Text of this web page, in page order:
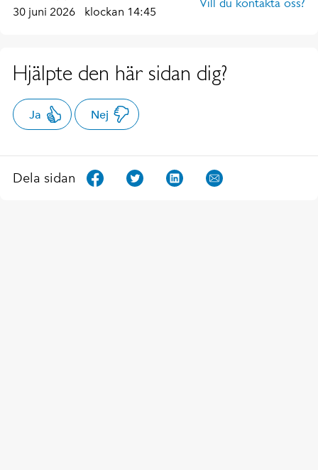
30 juni 2026 klockan 14:45
Vill du kontakta oss?
Hjälpte den här sidan dig?
Ja Nej
Dela sidan